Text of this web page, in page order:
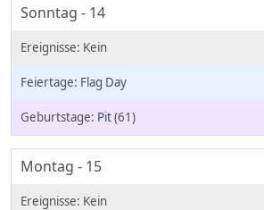
Sonntag - 14
Flag Day
Pit(61)
Montag - 15